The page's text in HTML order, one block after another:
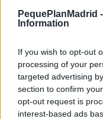
PequePlanMadrid -
Information
If you wish to opt-out
processing of your
targeted advertising
section to confirm
opt-out request is
interest-based ads
Salida de
Salida de
Llegada a
El
Cervantes es a